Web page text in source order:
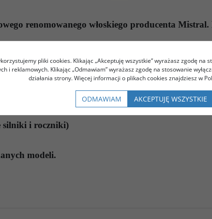
renomowanego włoskiego producentaMistral.
silniki i roczniki)
modeli.
pliki cookies. Klikając „Akceptuję wszystkie” wyrażasz zgodę na
i reklamowych. Klikając „Odmawiam” wyrażasz zgodę na stosowanie
działania strony. Więcej informacji o plikach cookies znajdziesz w
ODMAWIAM AKCEPTUJĘ WSZYSTKIE